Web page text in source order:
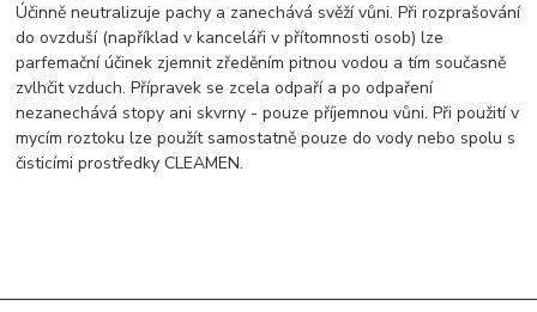
Účinně neutralizuje pachy a zanechává svěží vůni. Při rozprašování
do ovzduší (například v kanceláři v přítomnosti osob) lze
parfemační účinek zjemnit zředěním pitnou vodou a tím současně
zvlhčit vzduch. Přípravek se zcela odpaří a po odpaření
nezanechává stopy ani skvrny - pouze příjemnou vůni. Při použití v
mycím roztoku lze použít samostatně pouze do vody nebo spolu s
čisticími prostředky CLEAMEN.